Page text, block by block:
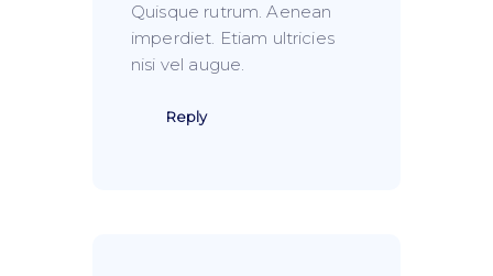
Quisque rutrum. Aenean
imperdiet. Etiam ultricies
nisi vel augue.
Reply